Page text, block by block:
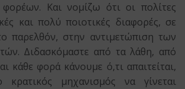
Και νομίζω ότι οι πολίτες
και πολύ ποιοτικές διαφορές, σε
παρελθόν, στην αντιμετώπιση των
Διδασκόμαστε από τα λάθη, από
κάθε φορά κάνουμε ό,τι απαιτείται,
κρατικός μηχανισμός να γίνεται